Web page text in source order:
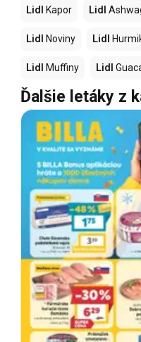
Lidl Kapor Lidl
Lidl Noviny Lidl
Lidl Muffiny Lidl
Ďalšie letáky z